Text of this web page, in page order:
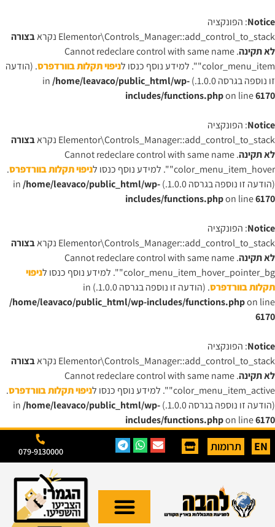
Notice: הפונקציה
Elementor\Controls_Manager::add_control_to_stack נקרא
בצורה
לא תקינה . Cannot redeclare control with same name
"color_menu_item". למידע נוסף כנסו ל
ניפוי תקלות בוורדפרס. (הודעה
זו נוספה בגרסה 1.0.0.) in
/home/leavaco/public_html/wp-
includes/functions.phpon line6170
Notice: הפונקציה
Elementor\Controls_Manager::add_control_to_stack נקרא
בצורה
לא תקינה . Cannot redeclare control with same name
"color_menu_item_hover". למידע נוסף כנסו ל
ניפוי תקלות בוורדפרס.
(הודעה זו נוספה בגרסה 1.0.0.) in
/home/leavaco/public_html/wp-
includes/functions.phpon line6170
Notice: הפונקציה
Elementor\Controls_Manager::add_control_to_stack נקרא
בצורה
לא תקינה . Cannot redeclare control with same name
"color_menu_item_hover_pointer_bg". למידע נוסף כנסו ל
ניפוי
תקלות בוורדפרס. (הודעה זו נוספה בגרסה 1.0.0.) in
/home/leavaco/public_html/wp-includes/functions.phpon line
6170
Notice: הפונקציה
Elementor\Controls_Manager::add_control_to_stack נקרא
בצורה
לא תקינה . Cannot redeclare control with same name
"color_menu_item_active". למידע נוסף כנסו ל
ניפוי תקלות בוורדפרס.
(הודעה זו נוספה בגרסה 1.0.0.) in
/home/leavaco/public_html/wp-
includes/functions.phpon line6170
EN תרומות 079-9130000